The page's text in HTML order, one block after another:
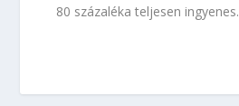
80 százaléka teljesen ingyenes.